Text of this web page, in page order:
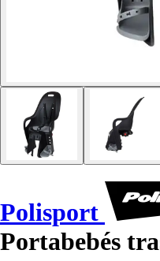
Polisport
Portabebés